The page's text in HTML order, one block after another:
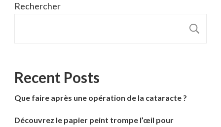
Rechercher
Recent Posts
Que faire après une opération de la cataracte ?
Découvrez le papier peint trompe l’œil pour